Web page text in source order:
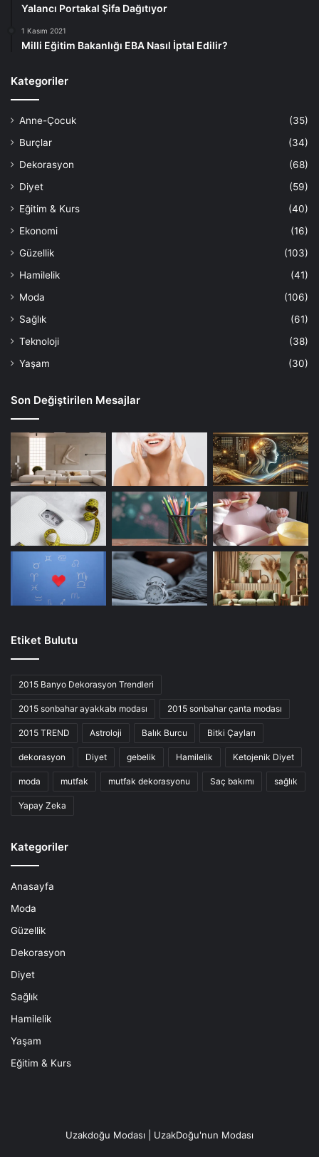
Yalancı Portakal Şifa Dağıtıyor
1 Kasım 2021
Milli Eğitim Bakanlığı EBA Nasıl İptal Edilir?
Kategoriler
Anne-Çocuk
(35)
Burçlar
(34)
Dekorasyon
(68)
Diyet
(59)
Eğitim & Kurs
(40)
Ekonomi
(16)
Güzellik
(103)
Hamilelik
(41)
Moda
(106)
Sağlık
(61)
Teknoloji
(38)
Yaşam
(30)
Son Değiştirilen Mesajlar
Etiket Bulutu
2015 Banyo Dekorasyon Trendleri
2015 sonbahar ayakkabı modası 2015 sonbahar çanta modası
2015 TREND Astroloji Balık Burcu Bitki Çayları
dekorasyon Diyet gebelik Hamilelik Ketojenik Diyet
moda mutfak mutfak dekorasyonu Saç bakımı sağlık
Yapay Zeka
Kategoriler
Anasayfa
Moda
Güzellik
Dekorasyon
Diyet
Sağlık
Hamilelik
Yaşam
Eğitim & Kurs
Uzakdoğu Modası | UzakDoğu'nun Modası